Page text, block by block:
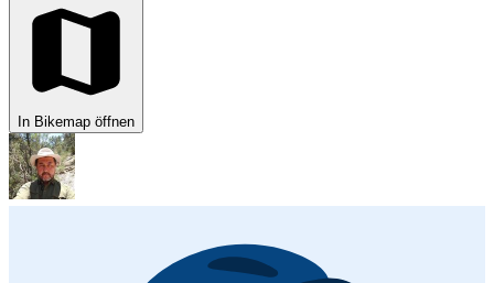
In Bikemap öffnen